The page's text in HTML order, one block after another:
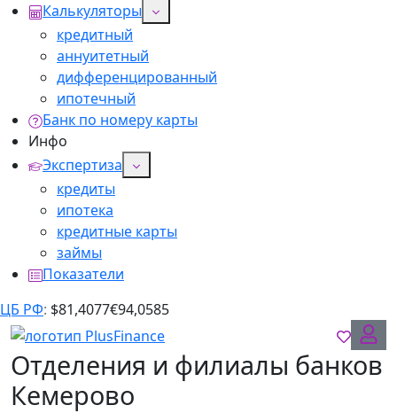
Калькуляторы
кредитный
аннуитетный
дифференцированный
ипотечный
Банк по номеру карты
Инфо
Экспертиза
кредиты
ипотека
кредитные карты
займы
Показатели
ЦБ РФ: $81,4077€94,0585
Отделения и филиалы банков
Кемерово